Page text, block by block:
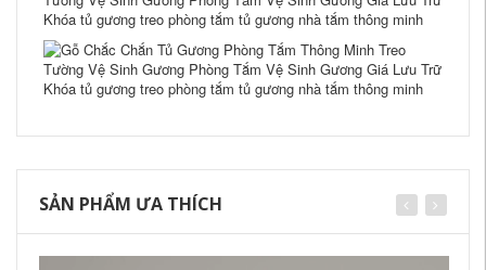
SẢN PHẨM ƯA THÍCH